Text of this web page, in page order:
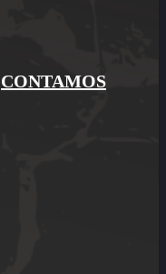
CONTAMOS